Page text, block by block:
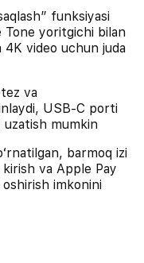
funksiyasi
Tone yoritgichi bilan
video uchun juda
va
USB‑C porti
uzatish mumkin
barmoq izi
kirish va Apple Pay
imkonini